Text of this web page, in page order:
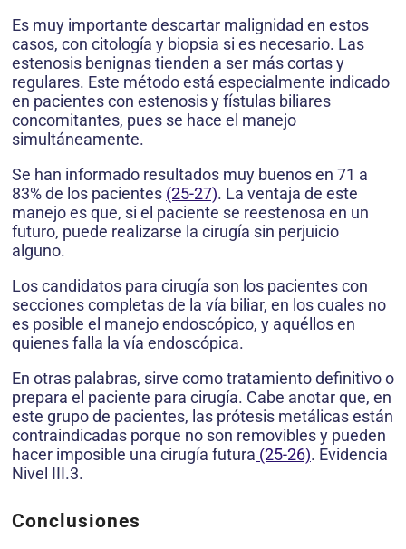
Es muy importante descartar malignidad en estos
casos, con citología y biopsia si es necesario. Las
estenosis benignas tienden a ser más cortas y
regulares. Este método está especialmente indicado
en pacientes con estenosis y fístulas biliares
concomitantes, pues se hace el manejo
simultáneamente.
Se han informado resultados muy buenos en 71 a
83% de los pacientes (25-27). La ventaja de este
manejo es que, si el paciente se reestenosa en un
futuro, puede realizarse la cirugía sin perjuicio
alguno.
Los candidatos para cirugía son los pacientes con
secciones completas de la vía biliar, en los cuales no
es posible el manejo endoscópico, y aquéllos en
quienes falla la vía endoscópica.
En otras palabras, sirve como tratamiento definitivo o
prepara el paciente para cirugía. Cabe anotar que, en
este grupo de pacientes, las prótesis metálicas están
contraindicadas porque no son removibles y pueden
hacer imposible una cirugía futura (25-26). Evidencia
Nivel III.3.
Conclusiones